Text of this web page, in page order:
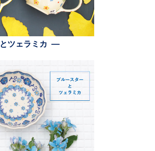
とツェラミカ —